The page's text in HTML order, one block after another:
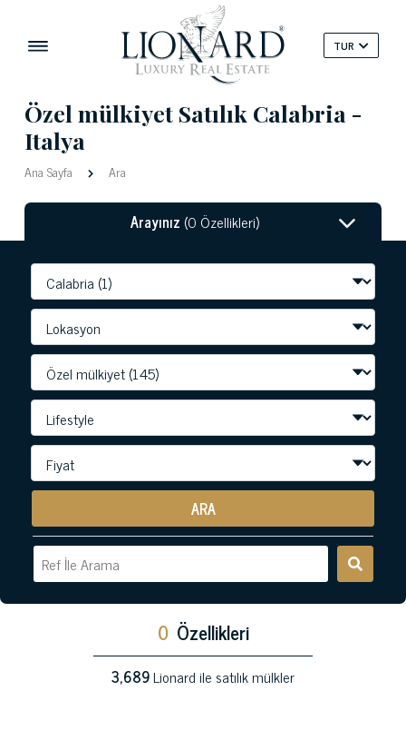
TUR
Özel mülkiyet Satılık Calabria -
Italya
Ana Sayfa Ara
Arayınız (0 Özellikleri)
ARA
0 Özellikleri
3,689Lionard ile satılık mülkler